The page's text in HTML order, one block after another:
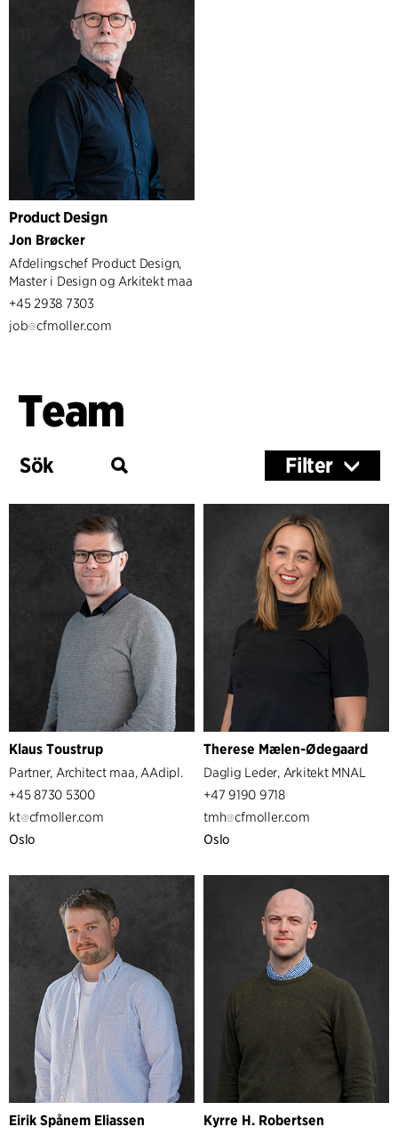
Product Design
Jon Brøcker
Afdelingschef Product Design,
Master i Design og Arkitekt maa
+45 2938 7303
job
cfmoller.com
Team
Filter
Architecture & Interior Design
Landscape & Urbanism
Healthcare
Ledning
Partners
Managers
Klaus Toustrup
Partner, Architect maa, AAdipl.
+45 8730 5300
kt
cfmoller.com
Oslo
Therese Mælen-Ødegaard
Daglig Leder, Arkitekt MNAL
+47 9190 9718
tmh
cfmoller.com
Oslo
Eirik Spånem Eliassen Kyrre H. Robertsen